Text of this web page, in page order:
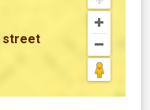
street